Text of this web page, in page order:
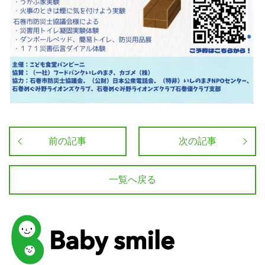
前の記事 次の記事
一覧へ戻る